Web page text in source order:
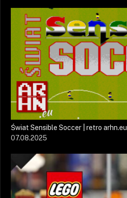
Świat Sensible Soccer | retro arhn.eu
07.08.2025